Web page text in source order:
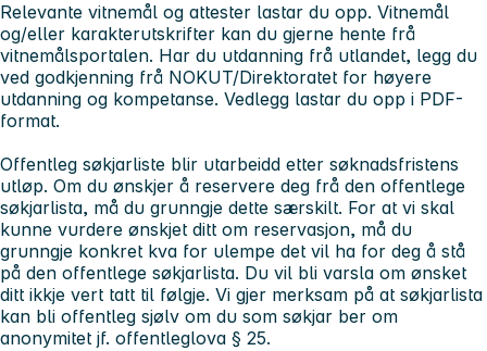
Relevante vitnemål og attester lastar du opp. Vitnemål
og/eller karakterutskrifter kan du gjerne hente frå
vitnemålsportalen. Har du utdanning frå utlandet, legg du
ved godkjenning frå NOKUT/Direktoratet for høyere
utdanning og kompetanse. Vedlegg lastar du opp i PDF-
format.
Offentleg søkjarliste blir utarbeidd etter søknadsfristens
utløp. Om du ønskjer å reservere deg frå den offentlege
søkjarlista, må du grunngje dette særskilt. For at vi skal
kunne vurdere ønskjet ditt om reservasjon, må du
grunngje konkret kva for ulempe det vil ha for deg å stå
på den offentlege søkjarlista. Du vil bli varsla om ønsket
ditt ikkje vert tatt til følgje. Vi gjer merksam på at søkjarlista
kan bli offentleg sjølv om du som søkjar ber om
anonymitet jf. offentleglova § 25.